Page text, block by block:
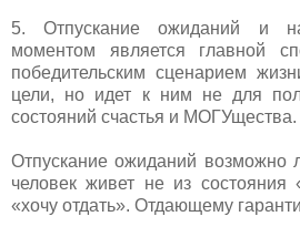
5. Отпускание ожиданий и
моментом является главной
победительским сценарием
цели, но идет к ним не для
состояний счастья и МОГУщества.
Отпускание ожиданий возможно
человек живет не из состояния
«хочу отдать». Отдающему